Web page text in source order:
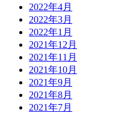
2022年4月
2022年3月
2022年1月
2021年12月
2021年11月
2021年10月
2021年9月
2021年8月
2021年7月